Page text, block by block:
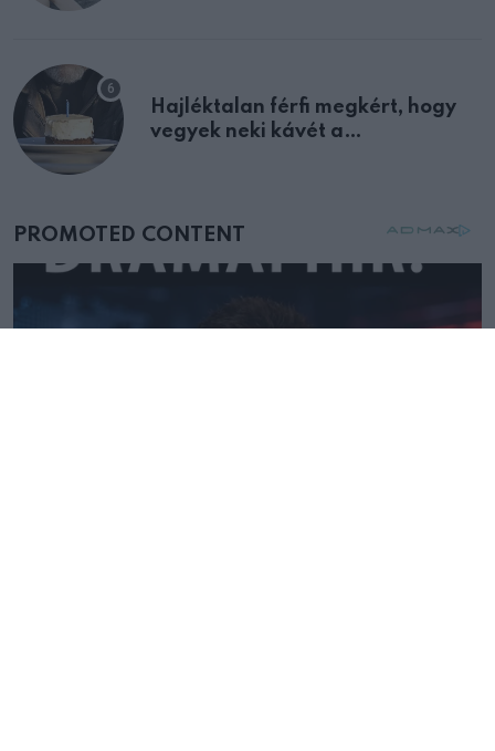
Hajléktalan férfi megkért, hogy
vegyek neki kávét a